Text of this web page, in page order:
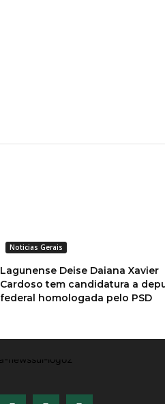
Noticias Gerais
Lagunense Deise Daiana Xavier
Cardoso tem candidatura a
federal homologada pelo PSD